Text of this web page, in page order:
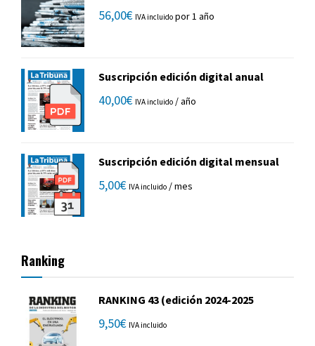
56,00€ IVA incluido por 1 año
Suscripción edición digital anual
40,00€ IVA incluido / año
Suscripción edición digital mensual
5,00€ IVA incluido / mes
Ranking
RANKING 43 (edición 2024-2025
9,50€ IVA incluido